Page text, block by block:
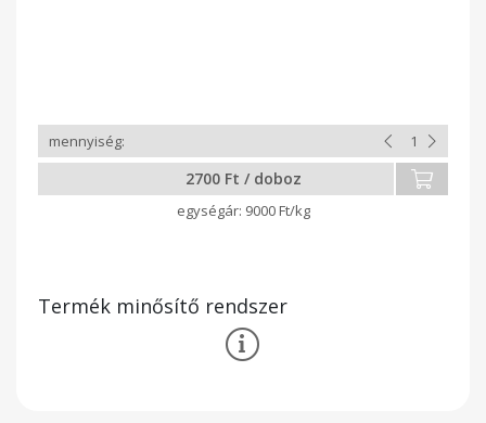
2700 Ft / doboz
9000 Ft/kg
Termék minősítő rendszer